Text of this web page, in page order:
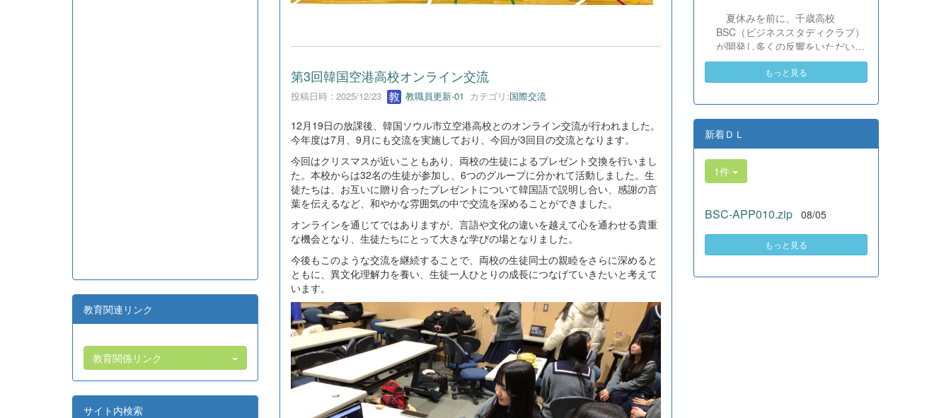
第3回韓国空港高校オンライン交流
投稿日時 : 2025/12/23 教職員更新-01 カテゴリ:国際交流
12月19日の放課後、韓国ソウル市立空港高校とのオンライン交流が行われました。
今年度は7月、9月にも交流を実施しており、今回が3回目の交流となります。
今回はクリスマスが近いこともあり、両校の生徒によるプレゼント交換を行いまし
た。本校からは32名の生徒が参加し、6つのグループに分かれて活動しました。生
徒たちは、お互いに贈り合ったプレゼントについて韓国語で説明し合い、感謝の言
葉を伝えるなど、和やかな雰囲気の中で交流を深めることができました。
オンラインを通じてではありますが、言語や文化の違いを越えて心を通わせる貴重
な機会となり、生徒たちにとって大きな学びの場となりました。
今後もこのような交流を継続することで、両校の生徒同士の親睦をさらに深めると
ともに、異文化理解力を養い、生徒一人ひとりの成長につなげていきたいと考えて
います。
教育関連リンク
教育関係リンク
サイト内検索
は、「国籍や年齢を問わず笑顔で
寄り添い、自分で考えて動く姿が
素晴らしい。異文化理解のマイン
ドが自然と身についている」と、
賞賛の声をいただきました！ 教室
う広いフィールドで本領を発揮す
る教養科生たち。多文化共生社会
を引っ張る頼もしい姿に、誇らし
さでいっぱいです。 教養科生、ど
んどん外へ飛び出そう！ その温か
い心と行動力を磨き、世界を笑顔
夏休みを前に、千歳高校
BSC（ビジネススタディクラブ）
が開発し多くの反響をいただいて
いる、全商検定合格支援ポータル
サイト『Compath（コンパス）』
ました。 今回もユーザーの皆様
からいただいたアンケートのご意
見をもとに、BSC部員のプログラ
ミングチームがデバッグ（不具合
修正）から新機能の実装までを行
いました。今回のアップデートで
は、ビジネス計算・簿記・ビジネ
務分析・ビジネスコミュニケーシ
の更新プログラムを一挙にリリー
スしました。 具体的には、各検
もっと見る
新着ＤＬ
1件
BSC-APP010.zip 08/05
もっと見る